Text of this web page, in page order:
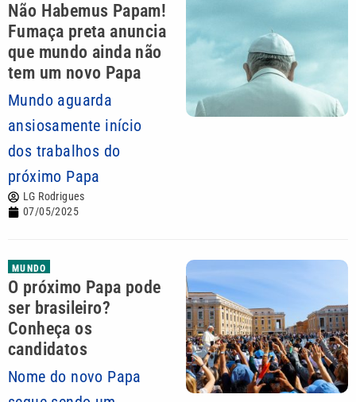
Não Habemus Papam!
Fumaça preta anuncia
que mundo ainda não
tem um novo Papa
Mundo aguarda
ansiosamente início
dos trabalhos do
próximo Papa
LG Rodrigues
07/05/2025
MUNDO
O próximo Papa pode
ser brasileiro?
Conheça os
candidatos
Nome do novo Papa